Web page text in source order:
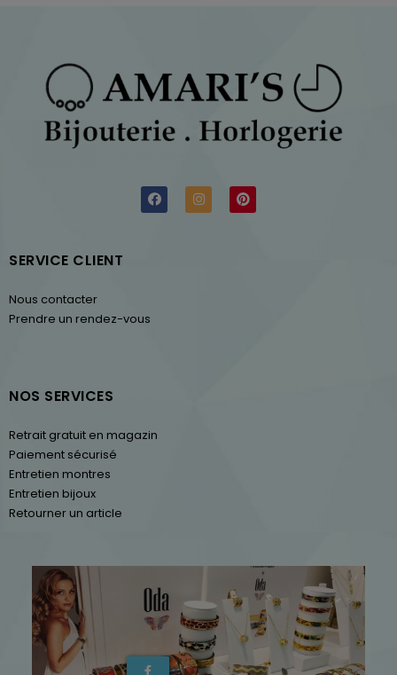
SERVICE CLIENT
Nous contacter
Prendre un rendez-vous
NOS SERVICES
Retrait gratuit en magazin
Paiement sécurisé
Entretien montres
Entretien bijoux
Retourner un article